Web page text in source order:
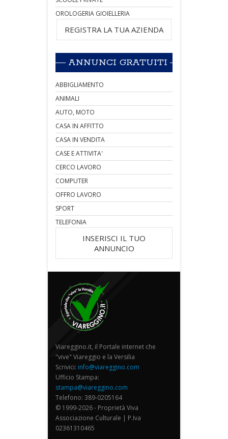
OROLOGERIA GIOIELLERIA
REGISTRA LA TUA AZIENDA
ANNUNCI GRATUITI
ABBIGLIAMENTO
ANIMALI
AUTO, MOTO
CASA IN AFFITTO
CASA IN VENDITA
CASE E ATTIVITA'
CERCO LAVORO
COMPUTER
OFFRO LAVORO
SPORT
TELEFONIA
INSERISCI IL TUO
ANNUNCIO
Viareggino.it, il Portale internet che
"vive" Viareggio e la Versilia
Scrivici: info@viareggino.com
Ufficio Stampa:
stampa@viareggino.com
Telefono: 389-0205164
© 1999-2026 - Proprietà Viva
Associazione Culturale | P.Iva
02361310465